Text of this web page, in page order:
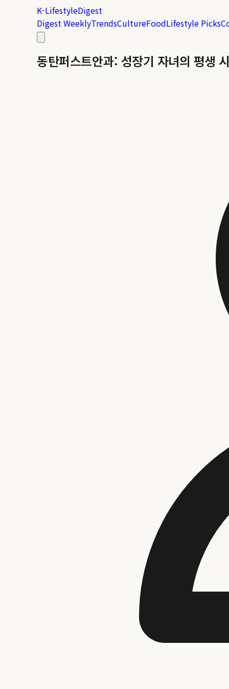
K-LifestyleDigest
Digest WeeklyTrendsCultureFoodLifestyle Picks
동탄퍼스트안과: 성장기 자녀의 평생